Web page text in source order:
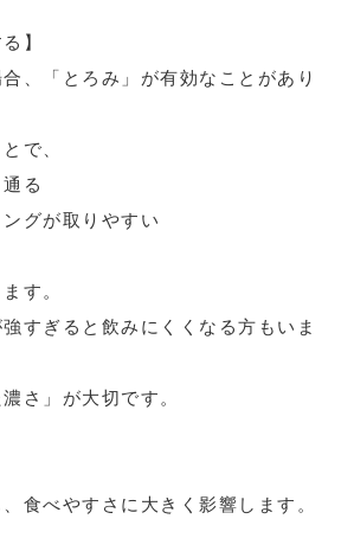
】
、「とろみ」が有効なことがあり
で、
る
グが取りやすい
す。
すぎると飲みにくくなる方もいま
さ」が大切です。
食べやすさに大きく影響します。